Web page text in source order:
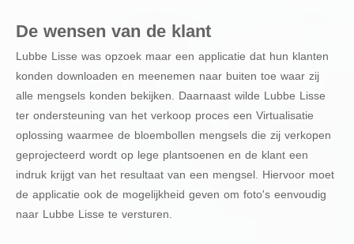
De wensen van de klant
Lubbe Lisse was opzoek maar een applicatie dat hun klanten
konden downloaden en meenemen naar buiten toe waar zij
alle mengsels konden bekijken. Daarnaast wilde Lubbe Lisse
ter ondersteuning van het verkoop proces een Virtualisatie
oplossing waarmee de bloembollen mengsels die zij verkopen
geprojecteerd wordt op lege plantsoenen en de klant een
indruk krijgt van het resultaat van een mengsel. Hiervoor moet
de applicatie ook de mogelijkheid geven om foto's eenvoudig
naar Lubbe Lisse te versturen.